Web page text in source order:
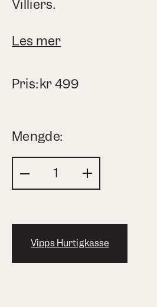
Villiers.
Les mer
Pris:kr499
Mengde:
Vipps Hurtigkasse